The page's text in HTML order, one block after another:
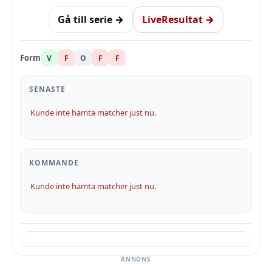
Gå till serie → LiveResultat →
Form V F O F F
SENASTE
Kunde inte hämta matcher just nu.
KOMMANDE
Kunde inte hämta matcher just nu.
ANNONS